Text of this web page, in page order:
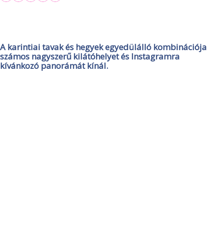
A karintiai tavak és hegyek egyedülálló kombinációja
számos nagyszerű kilátóhelyet és Instagramra
kívánkozó panorámát kínál.